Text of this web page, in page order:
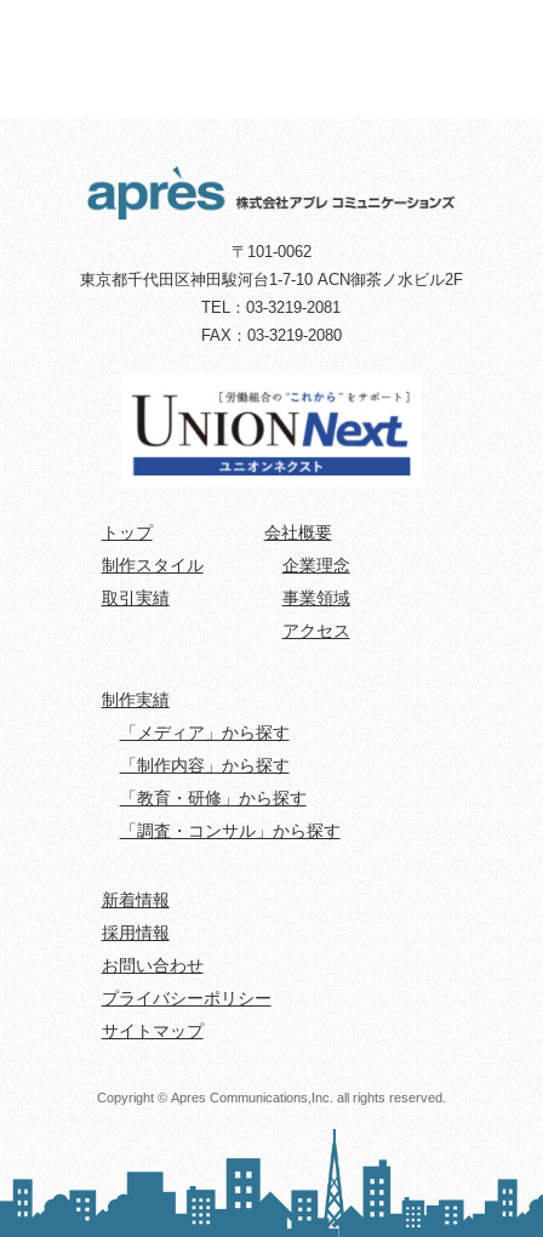
〒101-0062
東京都千代田区神田駿河台1-7-10 ACN御茶ノ水ビル2F
TEL：03-3219-2081
FAX：03-3219-2080
トップ
制作スタイル
取引実績
会社概要
企業理念
事業領域
アクセス
制作実績
「メディア」から探す
「制作内容」から探す
「教育・研修」から探す
「調査・コンサル」から探す
新着情報
採用情報
お問い合わせ
プライバシーポリシー
サイトマップ
Copyright © Apres Communications,Inc. all rights reserved.